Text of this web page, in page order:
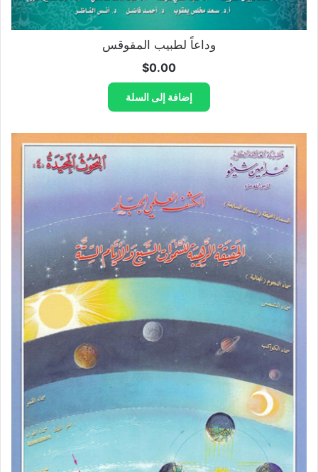
وداعاً لطبيب المقوقس
$0.00
إضافة إلى السلة